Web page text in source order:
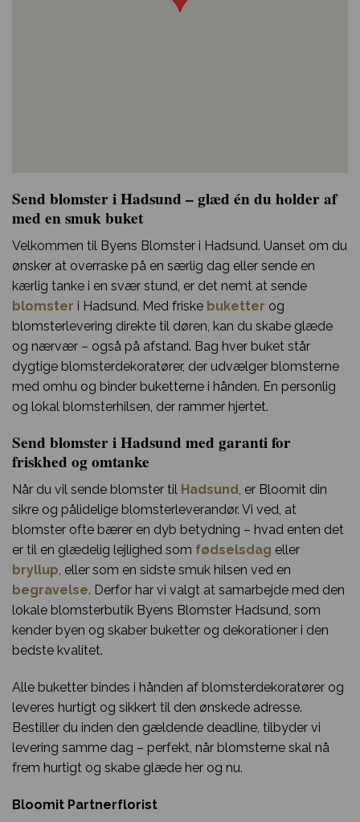
Send blomster i Hadsund – glæd én du holder af
med en smuk buket
Velkommen til Byens Blomster i Hadsund. Uanset om du
ønsker at overraske på en særlig dag eller sende en
kærlig tanke i en svær stund, er det nemt at sende
blomster i Hadsund. Med friske buketter og
blomsterlevering direkte til døren, kan du skabe glæde
og nærvær – også på afstand. Bag hver buket står
dygtige blomsterdekoratører, der udvælger blomsterne
med omhu og binder buketterne i hånden. En personlig
og lokal blomsterhilsen, der rammer hjertet.
Send blomster i Hadsund med garanti for
friskhed og omtanke
Når du vil sende blomster til Hadsund, er Bloomit din
sikre og pålidelige blomsterleverandør. Vi ved, at
blomster ofte bærer en dyb betydning – hvad enten det
er til en glædelig lejlighed som fødselsdag eller
bryllup, eller som en sidste smuk hilsen ved en
begravelse. Derfor har vi valgt at samarbejde med den
lokale blomsterbutik Byens Blomster Hadsund, som
kender byen og skaber buketter og dekorationer i den
bedste kvalitet.
Alle buketter bindes i hånden af blomsterdekoratører og
leveres hurtigt og sikkert til den ønskede adresse.
Bestiller du inden den gældende deadline, tilbyder vi
levering samme dag – perfekt, når blomsterne skal nå
frem hurtigt og skabe glæde her og nu.
Bloomit Partnerflorist